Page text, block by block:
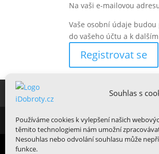
Souhlas s
Používáme cookies k vylepšení našich
těmito technologiemi nám umožní
Nesouhlas nebo odvolání souhlasu může
funkce.
Na vaši e-mailovou
Vaše osobní údaje
do vašeho účtu a k
Registrovat se
Slané dorty
Design odElegant